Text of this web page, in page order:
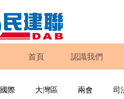
首頁 認識我們
國際 大灣區 兩會 司